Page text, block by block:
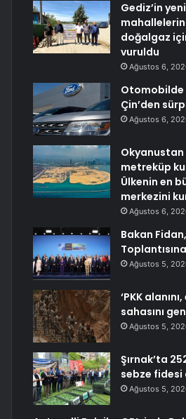
Gediz’in yeni
doğalgaz
vuruldu
Ağustos 6,
Otomobilde
Çin’den
Ağustos 6,
Okyanustan
metreküp
Ülkenin en
merkezini
Ağustos 6,
Bakan
Ağustos 5,
‘PKK
sahasını
Ağustos 5,
Şırnak’ta
sebze fidesi
Ağustos 5,